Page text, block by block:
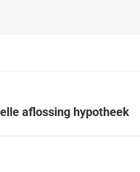
aflossing hypotheek